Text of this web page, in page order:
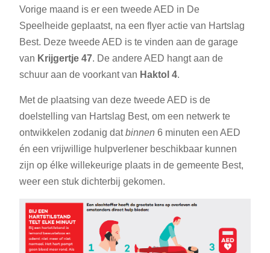
Vorige maand is er een tweede AED in De
Speelheide geplaatst, na een flyer actie van Hartslag
Best. Deze tweede AED is te vinden aan de garage
van Krijgertje 47. De andere AED hangt aan de
schuur aan de voorkant van Haktol 4.
Met de plaatsing van deze tweede AED is de
doelstelling van Hartslag Best, om een netwerk te
ontwikkelen zodanig datbinnen 6 minuten een AED
én een vrijwillige hulpverlener beschikbaar kunnen
zijn op élke willekeurige plaats in de gemeente Best,
weer een stuk dichterbij gekomen.